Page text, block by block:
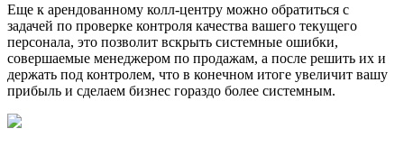
Еще к арендованному колл-центру можно обратиться с
задачей по проверке контроля качества вашего текущего
персонала, это позволит вскрыть системные ошибки,
совершаемые менеджером по продажам, а после решить их и
держать под контролем, что в конечном итоге увеличит вашу
прибыль и сделаем бизнес гораздо более системным.